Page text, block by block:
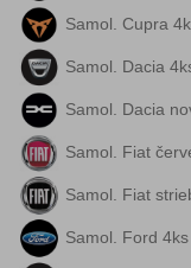
Samol. Cupra
Samol. Dacia
Samol. Dacia
Samol. Fiat
Samol. Fiat
Samol. Ford 4ks